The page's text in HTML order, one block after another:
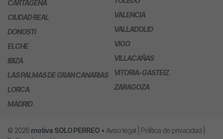
CARTAGENA
CIUDAD REAL
DONOSTI
ELCHE
IBIZA
LAS PALMAS DE GRAN CANARIAS
LORCA
MADRID
VALENCIA
VALLADOLID
VIGO
VILLACAÑAS
VITORIA-GASTEIZ
ZARAGOZA
© 2026 motiva SOLO PERREO • Aviso legal Política de privacidad